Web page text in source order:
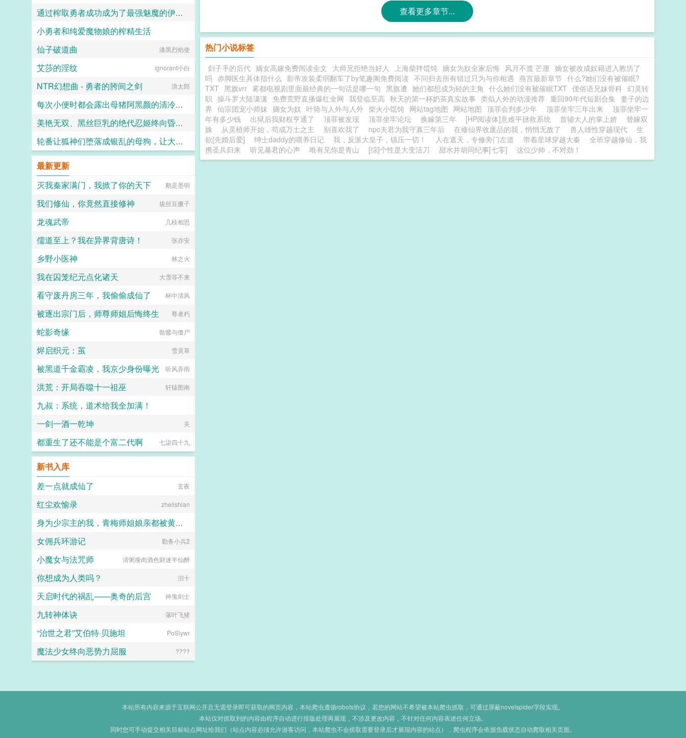
查看更多章节...
热门小说标签
刽子手的后代 嫡女高嫁免费阅读全文 大师兄拒绝当好人 上海柴拌馄饨 嫡女为奴全家后悔 风月不渡 芒厘 嫡女被改成奴籍进入教坊了
吗 赤脚医生具体指什么 影帝攻装柔弱翻车了by笔趣阁免费阅读 不问归去所有错过只为与你相遇 燕宫最新章节 什么?她们没有被催眠?
TXT 黑旗vrr 雾都电视剧里面最经典的一句话是哪一句 黑旗遭 她们都想成为轻的主角 什么她们没有被催眠TXT 俚俗语兄妹骨科 幻灵转
职 操斗罗大陆潇潇 免费荒野直播爆红全网 我登临至高 秋天的第一杯奶茶真实故事 类似人外的动漫推荐 重回90年代短剧合集 妻子的边
界 仙宗团宠小师妹 嫡女为奴 叶猗与人外与人外 柴火小馄饨 网站tag地图 网站地图 顶罪会判多少年 顶罪坐牢三年出来
顶罪坐牢一
年有多少钱
出狱后我财权亨通了 顶罪被发现 顶罪坐牢论坛 换嫁第三年 [HP阅读体]意难平拯救系统 首辅大人的掌上娇
替嫁双
姝
从灵植师开始，苟成万土之主 别喜欢我了 npc夫君为我守寡三年后 在修仙界收废品的我，悄悄无敌了 兽人雄性穿越现代
生
欲[先婚后爱]
绅士daddy的喂养日记 我，反派大皇子，镇压一切！ 人在遮天，专修旁门左道 带着星球穿越大秦
全班穿越修仙，我
携圣兵归来
听见暴君的心声 唯有见你是青山 [综]个性是大变活刀 甜水井胡同纪事[七零] 这位少帅，不对劲！
山山月339
通过榨取勇者成功成为了最强魅魔的伊丽丝
小勇者和纯爱魔物娘的榨精生活
用户7843743880
仙子破道曲 漆黑烈焰使
艾莎的淫纹 ignorant小白
NTR幻想曲 - 勇者的胯间之剑 浪太郎
每次小便时都会露出母猪阿黑颜的清冷仙母
小鹿斑比
美艳无双、黑丝巨乳的绝代忍姬终向昏君献上蜜牝甘承雨露
炽热的余烬
轮番让狐神们堕落成银乱的母狗，让大家全都沦陷成喜欢被信徒群奸的淫神吧～
最新更新
灭我秦家满门，我掀了你的天下
鹅是墨明
我们修仙，你竟然直接修神 拔丝豆撅子
龙魂武帝 几枝相思
儒道至上？我在异界背唐诗！ 张亦安
乡野小医神 林之火
我在囚笼纪元点化诸天 大雪等不来
看守废丹房三年，我偷偷成仙了 杯中清风
被逐出宗门后，师尊师姐后悔终生 尊者朽
蛇影奇缘 骷髅与僵尸
烬启织元：茧 雪灵草
被黑道千金霸凌，我京少身份曝光 听风弄雨
洪荒：开局吞噬十一祖巫 轩辕图南
九叔：系统，道术给我全加满！
鸡哥的自我救赎
一剑一酒一乾坤 关
都重生了还不能是个富二代啊 七柒四十九
新书入库
差一点就成仙了
玄夜
红尘欢愉录 zhelishian
身为少宗主的我，青梅师姐娘亲都被黄毛牛走了
江南大刀2012
女佣兵环游记 勤务小兵2
小魔女与法咒师 清粥瘦肉酒色财迷半仙醉
你想成为人类吗？ 汨十
天启时代的祸乱——奥奇的后宫 神鬼剑士
九转神体诀 落叶飞猪
“治世之君”艾伯特·贝施坦 PoSlywr
魔法少女终向恶势力屈服 ????
本站所有内容来源于互联网公开且无需登录即可获取的网页内容，本站爬虫遵循robots协议，若您的网站不希望被本站爬虫抓取，可通过屏蔽novelspider字段实现。
本站仅对抓取到的内容由程序自动进行排版处理再展现，不涉及更改内容，不针对任何内容表述任何立场。
同时您可手动提交相关目标站点网址给我们（站点内容必须允许游客访问，本站爬虫不会抓取需要登录后才展现内容的站点），爬虫程序会依据负载状态自动爬取相关页面。